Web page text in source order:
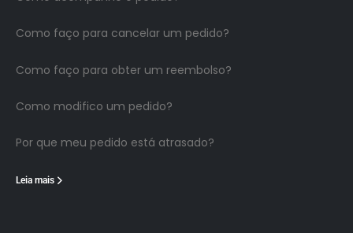
Como faço para cancelar um pedido?
Como faço para obter um reembolso?
Como modifico um pedido?
Por que meu pedido está atrasado?
Leia mais